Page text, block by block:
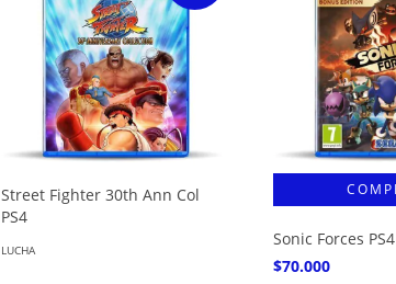
Street Fighter 30th Ann Col
PS4
LUCHA
Sonic Forces PS4
$70.000